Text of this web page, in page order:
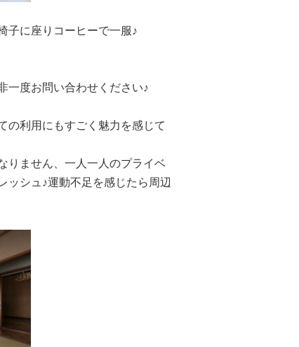
子に座りコーヒーで一服♪
一度お問い合わせください♪
の利用にもすごく魅力を感じて
りません、一人一人のプライベ
ッシュ♪運動不足を感じたら周辺